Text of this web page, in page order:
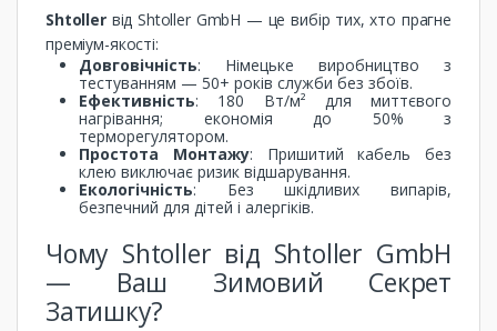
Shtollerвід Shtoller GmbH — це вибір тих, хто прагне
преміум-якості:
Довговічність: Німецьке виробництво з
тестуванням — 50+ років служби без збоїв.
Ефективність: 180 Вт/м² для миттєвого
нагрівання; економія до 50% з
терморегулятором.
Простота Монтажу: Пришитий кабель без
клею виключає ризик відшарування.
Екологічність: Без шкідливих випарів,
безпечний для дітей і алергіків.
Чому Shtoller від Shtoller GmbH
— Ваш Зимовий Секрет
Затишку?